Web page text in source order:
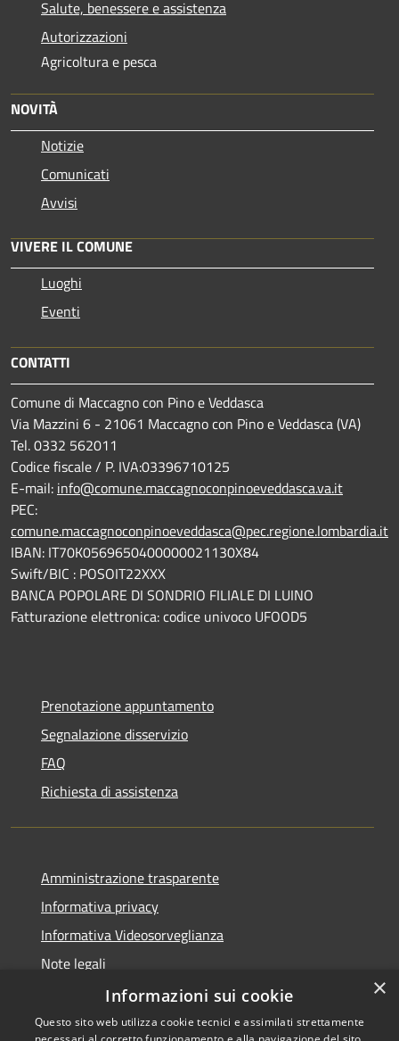
Salute, benessere e assistenza
Autorizzazioni
Agricoltura e pesca
NOVITÀ
Notizie
Comunicati
Avvisi
VIVERE IL COMUNE
Luoghi
Eventi
CONTATTI
Comune di Maccagno con Pino e Veddasca
Via Mazzini 6 - 21061 Maccagno con Pino e Veddasca (VA)
Tel. 0332 562011
Codice fiscale / P. IVA:03396710125
E-mail: info@comune.maccagnoconpinoeveddasca.va.it
PEC:
comune.maccagnoconpinoeveddasca@pec.regione.lombardia.it
IBAN: IT70K0569650400000021130X84
Swift/BIC : POSOIT22XXX
BANCA POPOLARE DI SONDRIO FILIALE DI LUINO
Fatturazione elettronica: codice univoco UFOOD5
Prenotazione appuntamento
Segnalazione disservizio
FAQ
Richiesta di assistenza
Amministrazione trasparente
Informativa privacy
Informativa Videosorveglianza
Note legali
Dichiarazione di accessibilità
×
Informazioni sui cookie
Questo sito web utilizza cookie tecnici e assimilati strettamente